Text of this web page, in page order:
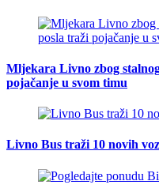
Mljekara Livno zbog
pojačanje u svom timu
Livno Bus traži 10 novih